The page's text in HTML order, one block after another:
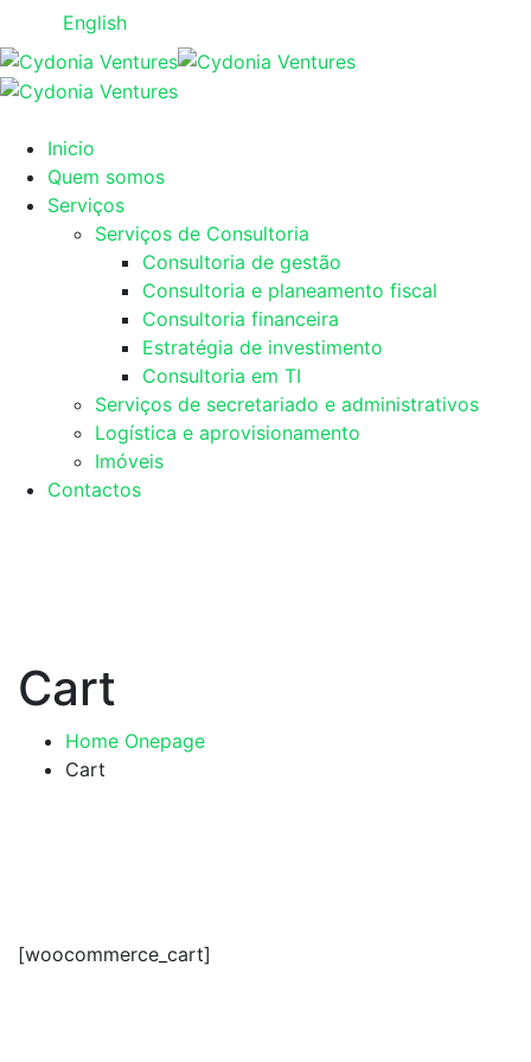
English
Inicio
Quem somos
Serviços
Serviços de Consultoria
Consultoria de gestão
Consultoria e planeamento fiscal
Consultoria financeira
Estratégia de investimento
Consultoria em TI
Serviços de secretariado e administrativos
Logística e aprovisionamento
Imóveis
Contactos
Cart
Home Onepage
Cart
[woocommerce_cart]